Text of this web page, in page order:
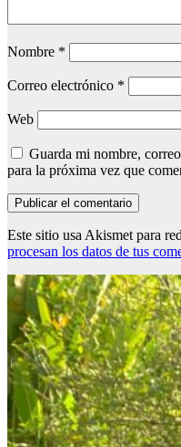
Nombre *
Correo electrónico *
Web
Guarda mi nombre,
para la próxima vez que
Este sitio usa Akismet para
procesan los datos de tus